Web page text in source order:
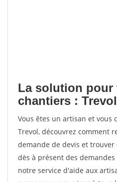
La solution pour
chantiers : Trevol
Vous êtes un artisan et vous
Trevol, découvrez comment
demande de devis et trouver
dès à présent des
notre service d'aide aux